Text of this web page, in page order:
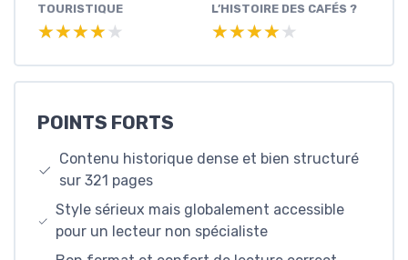
TOURISTIQUE
★★★★★
★★★★★
L’HISTOIRE DES CAFÉS ?
★★★★★
★★★★★
POINTS FORTS
Contenu historique dense et bien structuré
sur 321 pages
Style sérieux mais globalement accessible
pour un lecteur non spécialiste